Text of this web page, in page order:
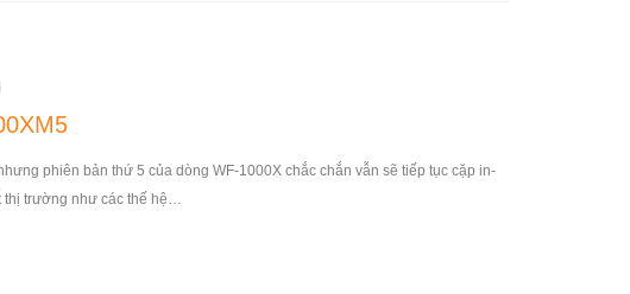
phiên bản thứ 5 của dòng WF-1000X chắc chắn vẫn sẽ tiếp tục cặp in-
thị trường như các thế hệ…